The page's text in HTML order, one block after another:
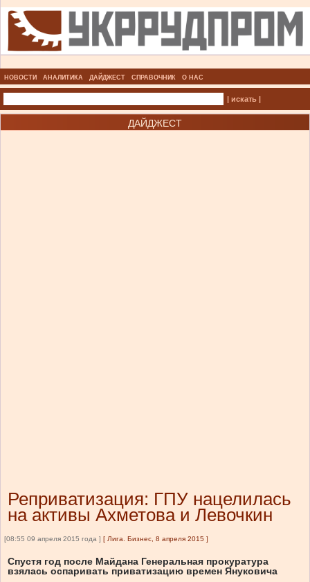
НОВОСТИ АНАЛИТИКА ДАЙДЖЕСТ СПРАВОЧНИК О НАС
| искать |
ДАЙДЖЕСТ
Реприватизация: ГПУ нацелилась
на активы Ахметова и Левочкин
[08:55 09 апреля 2015 года ] [ Лига. Бизнес, 8 апреля 2015 ]
Спустя год после Майдана Генеральная прокуратура
взялась оспаривать приватизацию времен Януковича